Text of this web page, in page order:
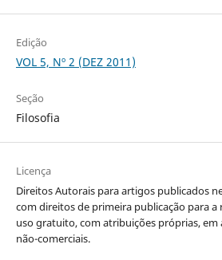
Edição
VOL 5, Nº 2 (DEZ 2011)
Seção
Filosofia
Licença
Direitos Autorais para artigos publicados
com direitos de primeira publicação para a
uso gratuito, com atribuições próprias, em
não-comerciais.